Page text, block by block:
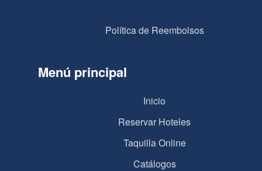
Política de Reembolsos
Menú principal
Inicio
Reservar Hoteles
Taquilla Online
Catálogos